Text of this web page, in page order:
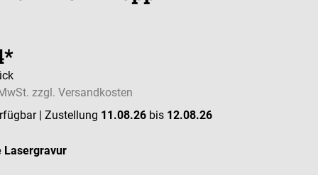
zzgl. Versandkosten
| Zustellung 11.08.26 bis 12.08.26
Lasergravur